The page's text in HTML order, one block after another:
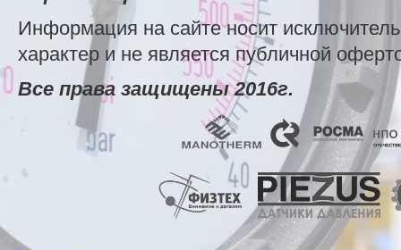
Информация на сайте носит
характер и не является публичной
Все права защищены 2016г.